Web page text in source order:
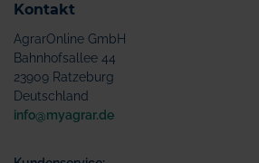
Kontakt
AgrarOnline GmbH
Bahnhofsallee 44
23909 Ratzeburg
Deutschland
info@myagrar.de